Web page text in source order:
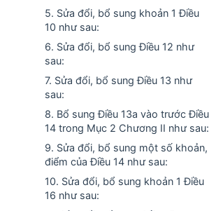
5. Sửa đổi, bổ sung khoản 1 Điều
10 như sau:
6. Sửa đổi, bổ sung Điều 12 như
sau:
7. Sửa đổi, bổ sung Điều 13 như
sau:
8. Bổ sung Điều 13a vào trước Điều
14 trong Mục 2 Chương II như sau:
9. Sửa đổi, bổ sung một số khoản,
điểm của Điều 14 như sau:
10. Sửa đổi, bổ sung khoản 1 Điều
16 như sau: